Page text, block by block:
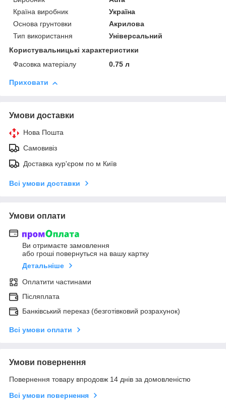
Країна виробник
Україна
Основа грунтовки
Акрилова
Тип використання
Універсальний
Користувальницькі характеристики
Фасовка матеріалу
0.75 л
Приховати
Умови доставки
Нова Пошта
Самовивіз
Доставка кур'єром по м Київ
Всі умови доставки
Умови оплати
Ви отримаєте замовлення
або гроші повернуться на вашу картку
Детальніше
Оплатити частинами
Післяплата
Банківський переказ (безготівковий розрахунок)
Всі умови оплати
Умови повернення
Повернення товару впродовж 14 днів за домовленістю
Всі умови повернення